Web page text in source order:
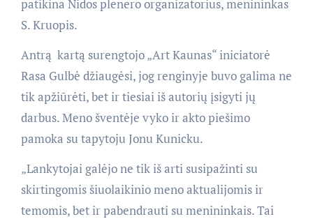
patikina Nidos plenero organizatorius, menininkas
S. Kruopis.
Antrą kartą surengtojo „Art Kaunas“ iniciatorė
Rasa Gulbė džiaugėsi, jog renginyje buvo galima ne
tik apžiūrėti, bet ir tiesiai iš autorių įsigyti jų
darbus. Meno šventėje vyko ir akto piešimo
pamoka su tapytoju Jonu Kunicku.
„Lankytojai galėjo ne tik iš arti susipažinti su
skirtingomis šiuolaikinio meno aktualijomis ir
temomis, bet ir pabendrauti su menininkais. Tai